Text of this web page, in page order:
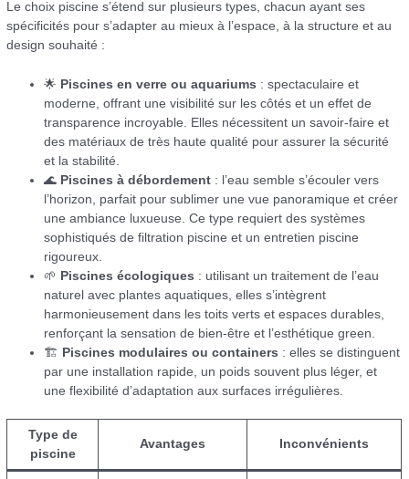
Le choix piscine s’étend sur plusieurs types, chacun ayant ses
spécificités pour s’adapter au mieux à l’espace, à la structure et au
design souhaité :
🌟 Piscines en verre ou aquariums : spectaculaire et
moderne, offrant une visibilité sur les côtés et un effet de
transparence incroyable. Elles nécessitent un savoir-faire et
des matériaux de très haute qualité pour assurer la sécurité
et la stabilité.
🌊 Piscines à débordement : l’eau semble s’écouler vers
l’horizon, parfait pour sublimer une vue panoramique et créer
une ambiance luxueuse. Ce type requiert des systèmes
sophistiqués de filtration piscine et un entretien piscine
rigoureux.
🌱 Piscines écologiques : utilisant un traitement de l’eau
naturel avec plantes aquatiques, elles s’intègrent
harmonieusement dans les toits verts et espaces durables,
renforçant la sensation de bien-être et l’esthétique green.
🏗 Piscines modulaires ou containers : elles se distinguent
par une installation rapide, un poids souvent plus léger, et
une flexibilité d’adaptation aux surfaces irrégulières.
Type de
piscine
Avantages Inconvénients